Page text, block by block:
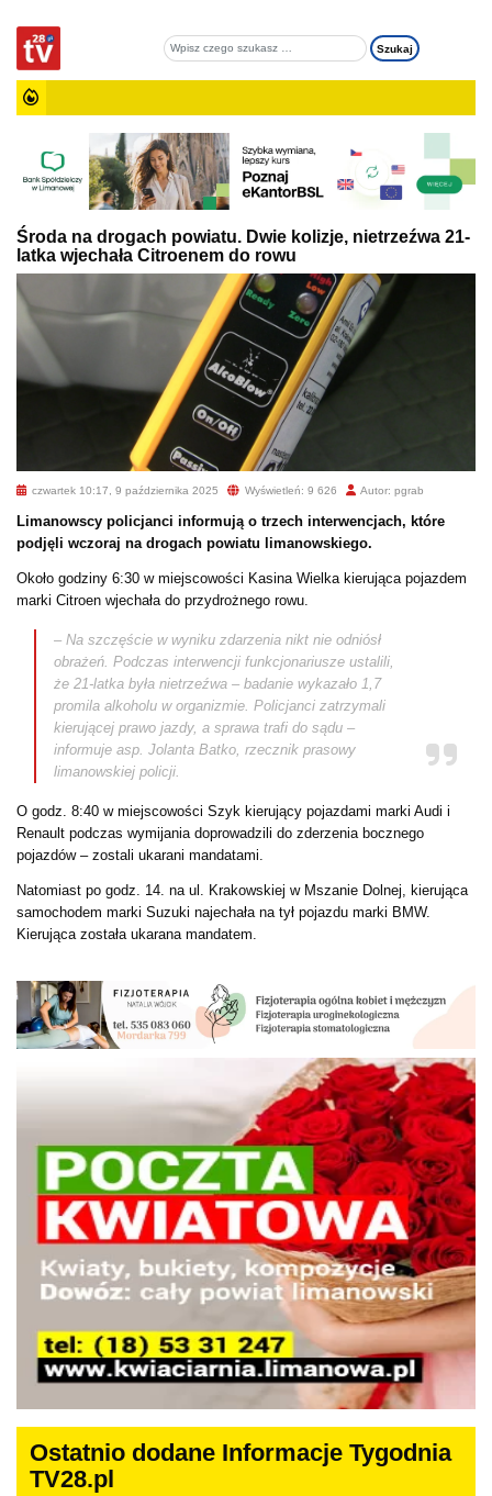
Środa na drogach powiatu. Dwie kolizje, nietrzeźwa 21-
latka wjechała Citroenem do rowu
czwartek 10:17, 9 października 2025 Wyświetleń: 9 626 Autor: pgrab
Limanowscy policjanci informują o trzech interwencjach, które
podjęli wczoraj na drogach powiatu limanowskiego.
Około godziny 6:30 w miejscowości Kasina Wielka kierująca pojazdem
marki Citroen wjechała do przydrożnego rowu.
– Na szczęście w wyniku zdarzenia nikt nie odniósł
obrażeń. Podczas interwencji funkcjonariusze ustalili,
że 21-latka była nietrzeźwa – badanie wykazało 1,7
promila alkoholu w organizmie. Policjanci zatrzymali
kierującej prawo jazdy, a sprawa trafi do sądu –
informuje asp. Jolanta Batko, rzecznik prasowy
limanowskiej policji.
O godz. 8:40 w miejscowości Szyk kierujący pojazdami marki Audi i
Renault podczas wymijania doprowadzili do zderzenia bocznego
pojazdów – zostali ukarani mandatami.
Natomiast po godz. 14. na ul. Krakowskiej w Mszanie Dolnej, kierująca
samochodem marki Suzuki najechała na tył pojazdu marki BMW.
Kierująca została ukarana mandatem.
Ostatnio dodane Informacje Tygodnia
TV28.pl